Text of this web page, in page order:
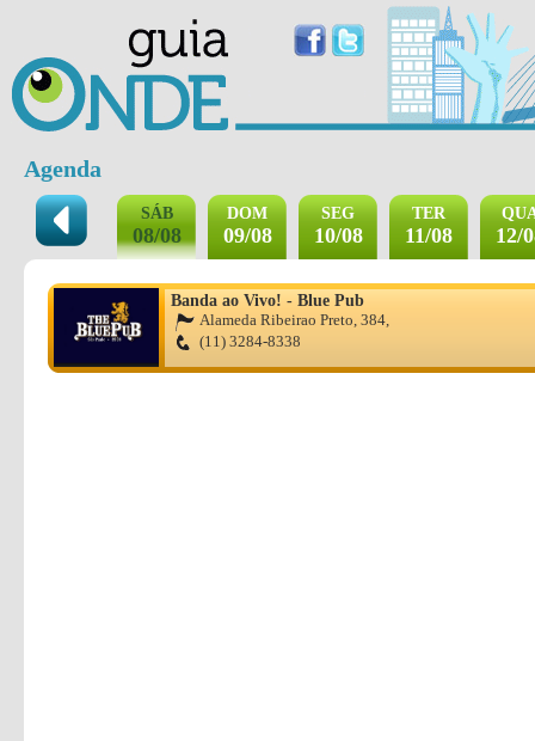
Agenda
SÁB
08/08
DOM
09/08
SEG
10/08
TER
11/08 12/
Banda ao Vivo! - Blue Pub
Alameda Ribeirao Preto, 384,
(11) 3284-8338